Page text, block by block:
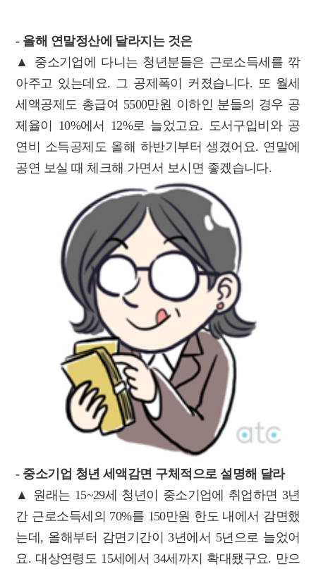
- 올해 연말정산에 달라지는 것은
▲ 중소기업에 다니는 청년분들은 근로소득세를 깎
아주고 있는데요. 그 공제폭이 커졌습니다. 또 월세
세액공제도 총급여 5500만원 이하인 분들의 경우 공
제율이 10%에서 12%로 늘었고요. 도서구입비와 공
연비 소득공제도 올해 하반기부터 생겼어요. 연말에
공연 보실 때 체크해 가면서 보시면 좋겠습니다.
- 중소기업 청년 세액감면 구체적으로 설명해 달라
▲ 원래는 15~29세 청년이 중소기업에 취업하면 3년
간 근로소득세의 70%를 150만원 한도 내에서 감면했
는데, 올해부터 감면기간이 3년에서 5년으로 늘었어
요. 대상연령도 15세에서 34세까지 확대됐구요. 만으